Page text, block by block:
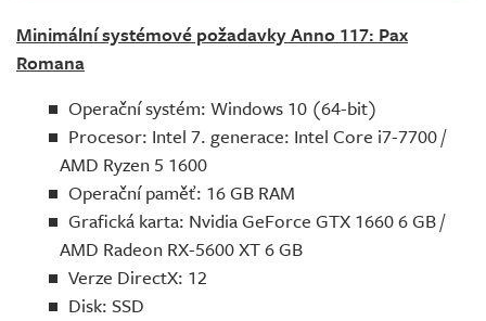
Minimální systémové požadavky Anno 117: Pax
Romana
Operační systém: Windows 10 (64-bit)
Procesor: Intel 7. generace: Intel Core i7-7700 /
AMD Ryzen 5 1600
Operační paměť: 16 GB RAM
Grafická karta: Nvidia GeForce GTX 1660 6 GB /
AMD Radeon RX-5600 XT 6 GB
Verze DirectX: 12
Disk: SSD